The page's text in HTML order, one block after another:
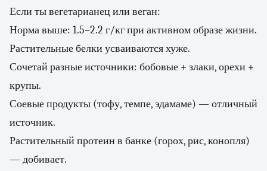
Если ты вегетарианец или веган:
Норма выше: 1.5–2.2 г/кг при активном образе жизни.
Растительные белки усваиваются хуже.
Сочетай разные источники: бобовые + злаки, орехи +
крупы.
Соевые продукты (тофу, темпе, эдамаме) — отличный
источник.
Растительный протеин в банке (горох, рис, конопля)
— добивает.